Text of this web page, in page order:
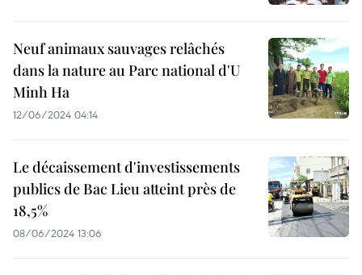
Neuf animaux sauvages relâchés
dans la nature au Parc national d'U
Minh Ha
12/06/2024 04:14
Le décaissement d'investissements
publics de Bac Lieu atteint près de
18,5%
08/06/2024 13:06